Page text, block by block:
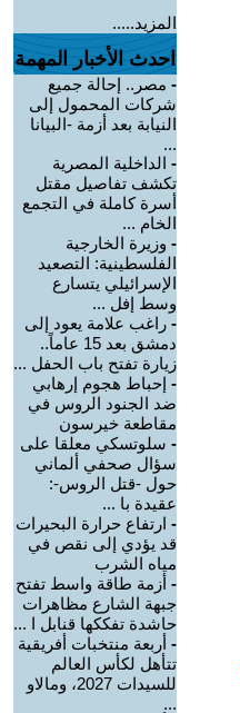
المزيد.....
احدث الأخبار المهمة
- مصر.. إحالة جميع
شركات المحمول إلى
النيابة بعد أزمة -البيانا
...
- الداخلية المصرية
تكشف تفاصيل مقتل
أسرة كاملة في التجمع
الخام ...
- وزيرة الخارجية
الفلسطينية: التصعيد
الإسرائيلي يتسارع
وسط إفل ...
- راغب علامة يعود إلى
دمشق بعد 15 عاماً..
زيارة تفتح باب الحفل ...
- إحباط هجوم إرهابي
ضد الجنود الروس في
مقاطعة خيرسون
- سلوتسكي معلقا على
سؤال صحفي ألماني
حول -قتل الروس-:
عقيدة با ...
- ارتفاع حرارة البحيرات
قد يؤدي إلى نقص في
مياه الشرب
- أزمة طاقة واسط تفتح
جبهة الشارع مظاهرات
حاشدة تفككها قنابل ا ...
- أربعة منتخبات أفريقية
تتأهل لكأس العالم
للسيدات 2027، ومالاو
...